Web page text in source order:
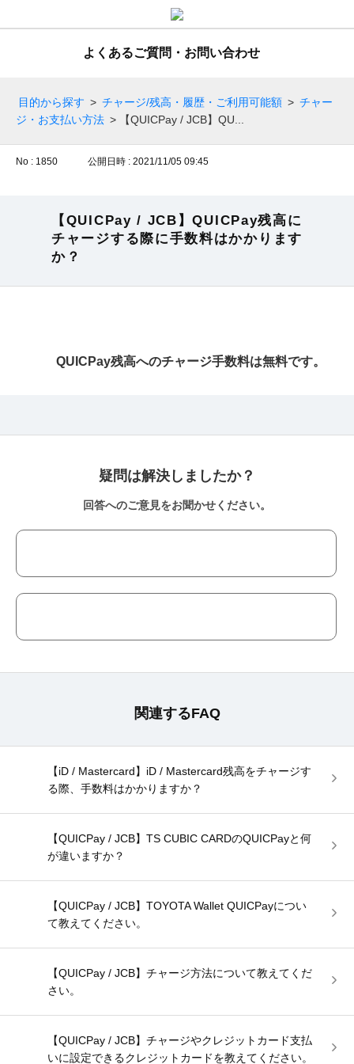
よくあるご質問・お問い合わせ
目的から探す > チャージ/残高・履歴・ご利用可能額 > チャー
ジ・お支払い方法 > 【QUICPay / JCB】QU...
No : 1850 公開日時 : 2021/11/05 09:45
【QUICPay / JCB】QUICPay残高に
チャージする際に手数料はかかります
か？
QUICPay残高へのチャージ手数料は無料です。
疑問は解決しましたか？
回答へのご意見をお聞かせください。
関連するFAQ
【iD / Mastercard】iD / Mastercard残高をチャージす
る際、手数料はかかりますか？
【QUICPay / JCB】TS CUBIC CARDのQUICPayと何
が違いますか？
【QUICPay / JCB】TOYOTA Wallet QUICPayについ
て教えてください。
【QUICPay / JCB】チャージ方法について教えてくだ
さい。
【QUICPay / JCB】チャージやクレジットカード支払
いに設定できるクレジットカードを教えてください。